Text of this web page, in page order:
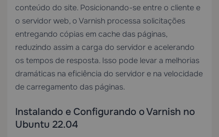
conteúdo do site. Posicionando-se entre o cliente e
o servidor web, o Varnish processa solicitações
entregando cópias em cache das páginas,
reduzindo assim a carga do servidor e acelerando
os tempos de resposta. Isso pode levar a melhorias
dramáticas na eficiência do servidor e na velocidade
de carregamento das páginas.
Instalando e Configurando o Varnish no
Ubuntu 22.04